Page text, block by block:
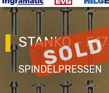
STANKO –
SPINDELPRESSEN